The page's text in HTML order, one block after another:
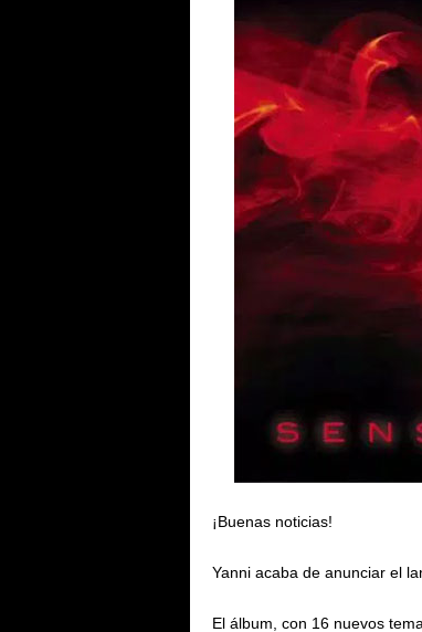
¡Buenas noticias!
Yanni acaba de anunciar el
El álbum, con 16 nuevos